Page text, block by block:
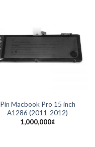
Pin Macbook Pro 15 inch
A1286 (2011-2012)
1,000,000₫